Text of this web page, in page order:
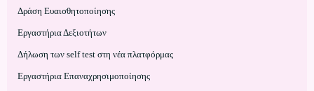
Δράση Ευαισθητοποίησης
Εργαστήρια Δεξιοτήτων
Δήλωση των self test στη νέα πλατφόρμας
Εργαστήρια Επαναχρησιμοποίησης